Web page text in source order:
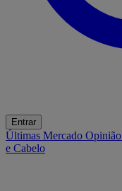
Entrar
Últimas Mercado Opinião
e Cabelo